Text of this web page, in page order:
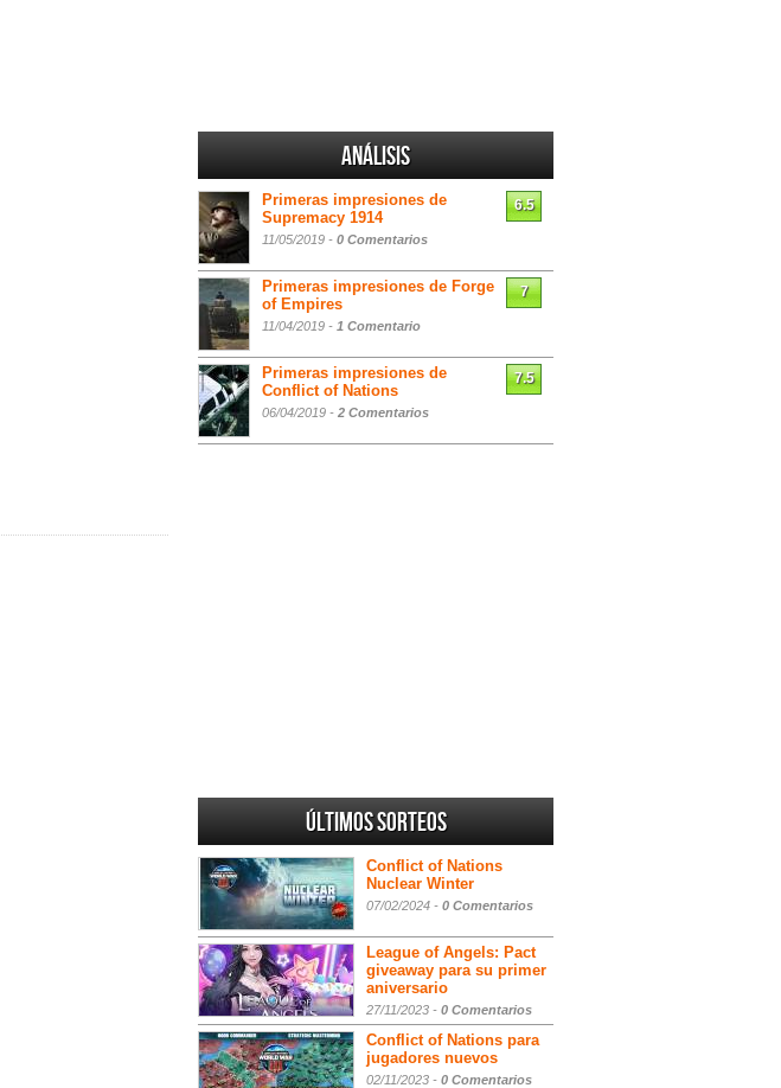
Análisis
Primeras impresiones de
Supremacy 1914
11/05/2019 - 0 Comentarios
6.5
Primeras impresiones de Forge
of Empires
11/04/2019 - 1 Comentario
7
Primeras impresiones de
Conflict of Nations
06/04/2019 - 2 Comentarios
7.5
Últimos sorteos
Conflict of Nations
Nuclear Winter
07/02/2024 - 0 Comentarios
League of Angels: Pact
giveaway para su primer
aniversario
27/11/2023 - 0 Comentarios
Conflict of Nations para
jugadores nuevos
02/11/2023 - 0 Comentarios